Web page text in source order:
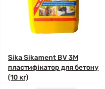
Sika Sikament BV 3M
пластифікатор для бетону
(10 кг)